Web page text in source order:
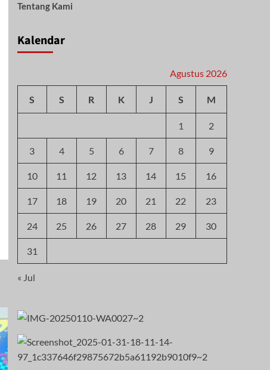
Tentang Kami
Kalendar
Agustus 2026
S S R K J S M
1 2
3 4 5 6 7 8 9
10 11 12 13 14 15 16
17 18 19 20 21 22 23
24 25 26 27 28 29 30
31
« Jul